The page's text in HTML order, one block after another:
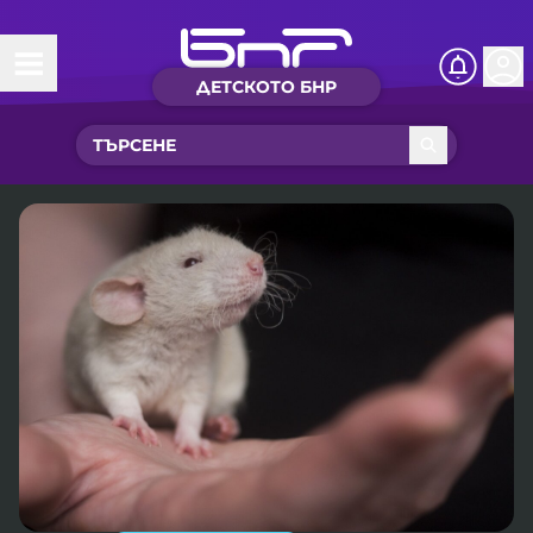
ДЕТСКОТО БНР
Начало
Какво ново?
Рубрики с вълшебства
Детско радио
Чуйте
Новините на детски език
Приказки
Песнички
Искри
Интересен архив
Нашите гости